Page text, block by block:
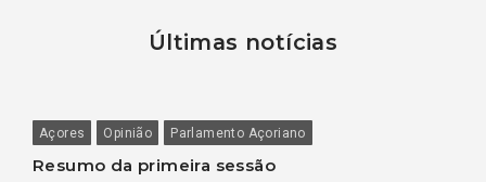
Últimas notícias
Açores Opinião Parlamento Açoriano
Resumo da primeira sessão